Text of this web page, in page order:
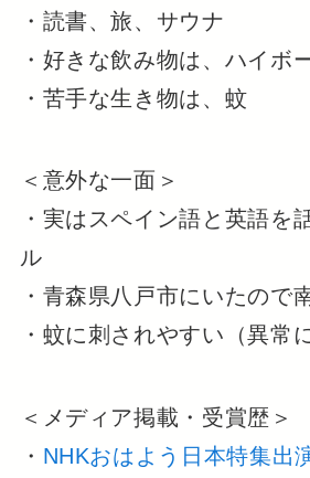
・読書、旅、サウナ
・好きな飲み物は、ハイボ
・苦手な生き物は、蚊
＜意外な一面＞
・実はスペイン語と英語を
ル
・青森県八戸市にいたので
・蚊に刺されやすい（異常に
＜メディア掲載・受賞歴＞
・ NHKおはよう日本特集出